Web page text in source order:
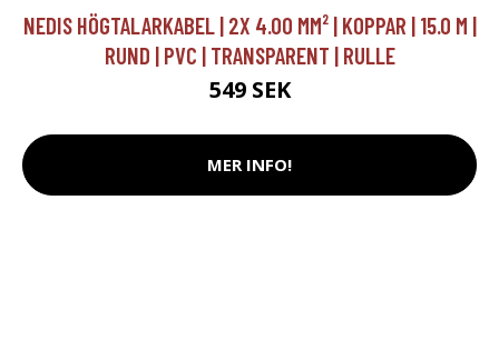
NEDIS HÖGTALARKABEL | 2X 4.00 MM² | KOPPAR | 15.0 M |
RUND | PVC | TRANSPARENT | RULLE
549 SEK
MER INFO!